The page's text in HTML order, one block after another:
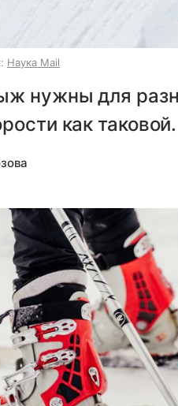
Наука Mail
нужны для
как таковой.